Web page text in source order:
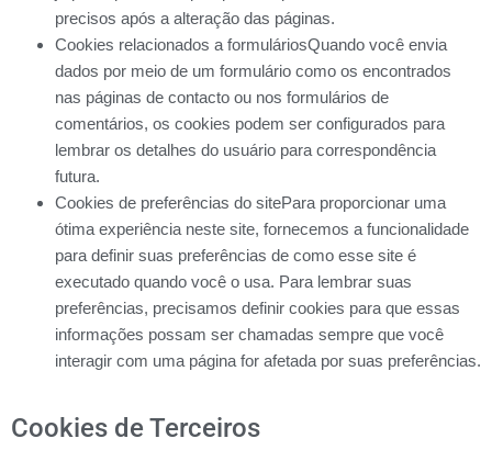
precisos após a alteração das páginas.
Cookies relacionados a formuláriosQuando você envia
dados por meio de um formulário como os encontrados
nas páginas de contacto ou nos formulários de
comentários, os cookies podem ser configurados para
lembrar os detalhes do usuário para correspondência
futura.
Cookies de preferências do sitePara proporcionar uma
ótima experiência neste site, fornecemos a funcionalidade
para definir suas preferências de como esse site é
executado quando você o usa. Para lembrar suas
preferências, precisamos definir cookies para que essas
informações possam ser chamadas sempre que você
interagir com uma página for afetada por suas preferências.
Cookies de Terceiros